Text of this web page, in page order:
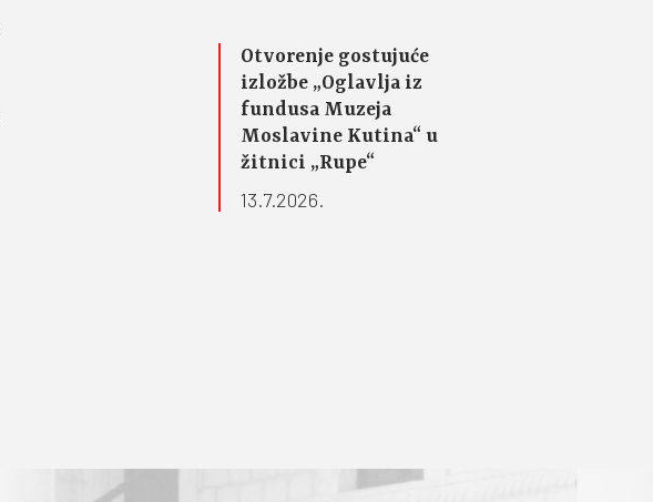
Otvorenje gostujuće
izložbe „Oglavlja iz
fundusa Muzeja
Moslavine Kutina“ u
žitnici „Rupe“
13.7.2026.